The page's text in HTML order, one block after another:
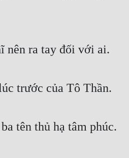
nên ra tay đối với ai.
trước của Tô Thần.
tên thủ hạ tâm phúc.